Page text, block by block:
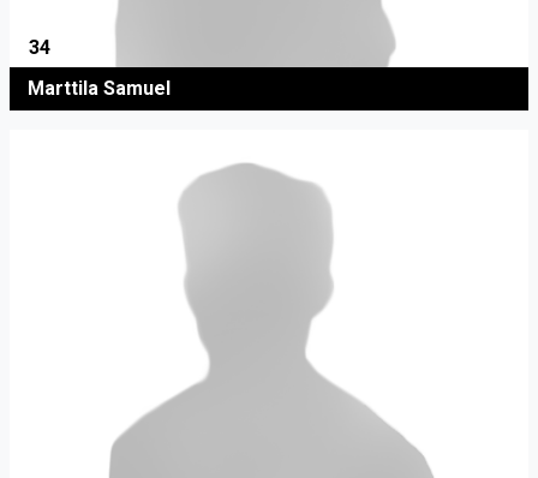
34
Marttila Samuel